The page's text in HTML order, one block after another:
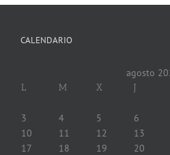
CALENDARIO
agosto
L M X J
3
4 5 6
10
11 12 13
17
18 19 20